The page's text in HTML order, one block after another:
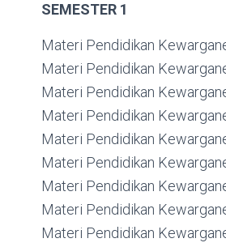
SEMESTER 1
Materi Pendidikan
Materi Pendidikan
Materi Pendidikan
Materi Pendidikan
Materi Pendidikan
Materi Pendidikan
Materi Pendidikan
Materi Pendidikan
Materi Pendidikan